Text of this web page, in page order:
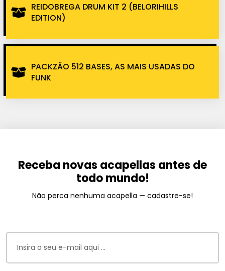
REIDOBREGA DRUM KIT 2 (BELORIHILLS
EDITION)
PACKZÃO 512 BASES, AS MAIS USADAS DO
FUNK
Receba novas acapellas antes de
todo mundo!
Não perca nenhuma acapella — cadastre-se!